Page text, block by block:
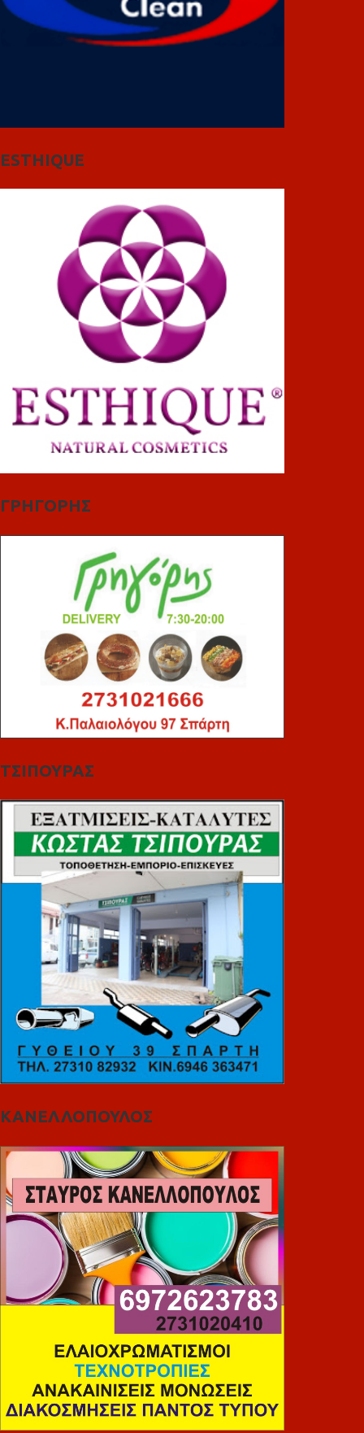
ESTHIQUE
ΓΡΗΓΟΡΗΣ
ΤΣΙΠΟΥΡΑΣ
ΚΑΝΕΛΛΟΠΟΥΛΟΣ